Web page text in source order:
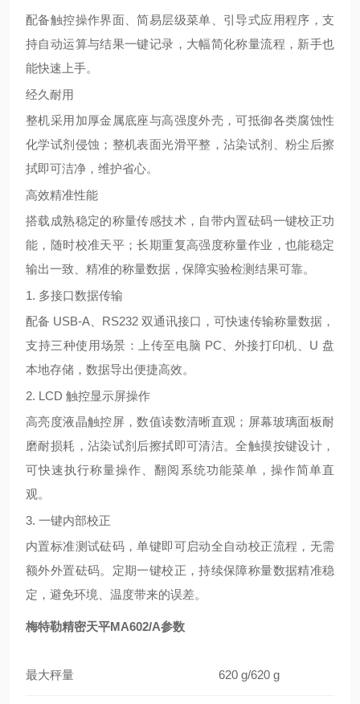
配备触控操作界面、简易层级菜单、引导式应用程序，支
持自动运算与结果一键记录，大幅简化称量流程，新手也
能快速上手。
经久耐用
整机采用加厚金属底座与高强度外壳，可抵御各类腐蚀性
化学试剂侵蚀；整机表面光滑平整，沾染试剂、粉尘后擦
拭即可洁净，维护省心。
高效精准性能
搭载成熟稳定的称量传感技术，自带内置砝码一键校正功
能，随时校准天平；长期重复高强度称量作业，也能稳定
输出一致、精准的称量数据，保障实验检测结果可靠。
1. 多接口数据传输
配备 USB‑A、RS232 双通讯接口，可快速传输称量数据，
支持三种使用场景：上传至电脑 PC、外接打印机、U 盘
本地存储，数据导出便捷高效。
2. LCD 触控显示屏操作
高亮度液晶触控屏，数值读数清晰直观；屏幕玻璃面板耐
磨耐损耗，沾染试剂后擦拭即可清洁。全触摸按键设计，
可快速执行称量操作、翻阅系统功能菜单，操作简单直
观。
3. 一键内部校正
内置标准测试砝码，单键即可启动全自动校正流程，无需
额外外置砝码。定期一键校正，持续保障称量数据精准稳
定，避免环境、温度带来的误差。
梅特勒精密天平MA602/A参数
最大秤量 620 g/620 g